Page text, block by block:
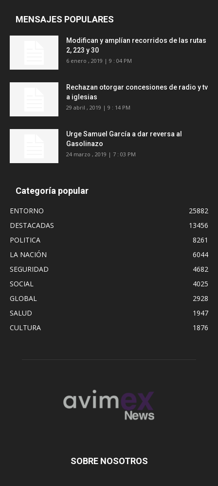
MENSAJES POPULARES
Modifican y amplían recorridos de las rutas
2, 223 y 30
6 enero , 2019 | 9 : 04 PM
Rechazan otorgar concesiones de radio y tv
a iglesias
29 abril , 2019 | 9 : 14 PM
Urge Samuel García a dar reversa al
Gasolinazo
24 marzo , 2019 | 7 : 03 PM
Categoría popular
ENTORNO
25882
DESTACADAS
13456
POLITICA
8261
LA NACIÓN
6044
SEGURIDAD
4682
SOCIAL
4025
GLOBAL
2928
SALUD
1947
CULTURA
1876
SOBRE NOSOTROS